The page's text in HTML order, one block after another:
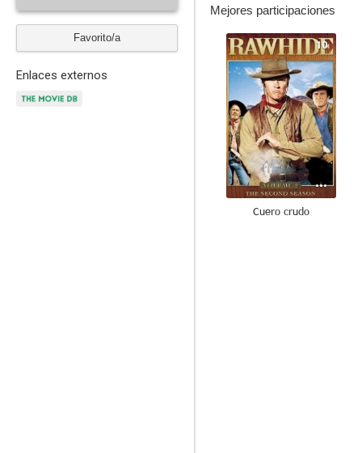
Favorito/a
Enlaces externos
Mejores participaciones
10
Cuero crudo